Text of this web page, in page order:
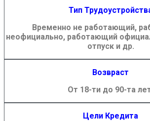
Тип
Временно не работающий,
неофициально, работающий
отпуск и др.
Возвраст
От 18-ти до 90-та
Цели Кредита